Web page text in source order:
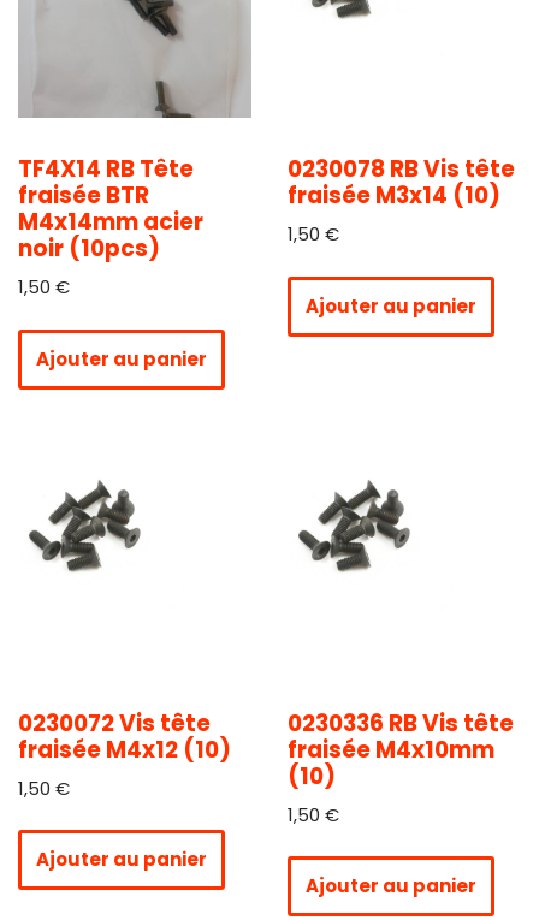
TF4X14 RB Tête
fraisée BTR
M4x14mm acier
noir (10pcs)
1,50 €
Ajouter au panier
0230078 RB Vis tête
fraisée M3x14 (10)
1,50 €
Ajouter au panier
0230072 Vis tête
fraisée M4x12 (10)
1,50 €
Ajouter au panier
0230336 RB Vis tête
fraisée M4x10mm
(10)
1,50 €
Ajouter au panier